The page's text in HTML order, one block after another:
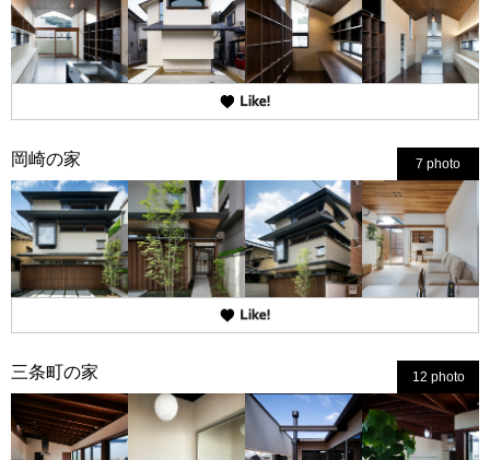
岡崎の家 7 photo
三条町の家 12 photo